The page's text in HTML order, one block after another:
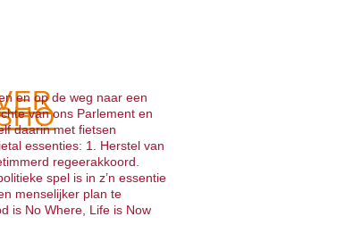
en op de weg naar een
van ons Parlement en
daarin met fietsen
essenties: 1. Herstel van
regeerakkoord.
spel is in z’n essentie
menselijker plan te
is No Where, Life is Now